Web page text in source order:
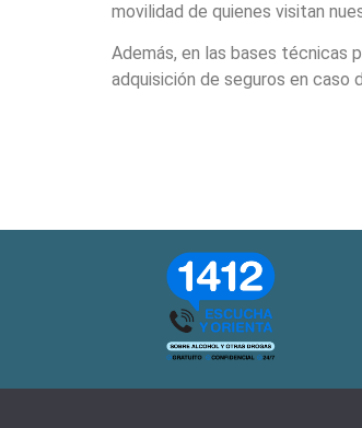
movilidad de quienes visitan
Además, en las bases técnicas
adquisición de seguros en